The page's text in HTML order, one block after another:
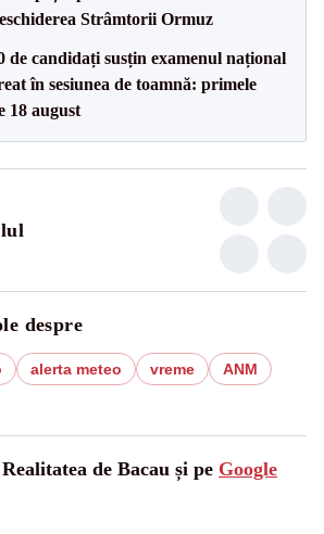
Strâmtorii Ormuz
de candidați susțin examenul național
în sesiunea de toamnă: primele
18 august
despre
alerta meteo vreme
ANM
de Bacau și pe Google